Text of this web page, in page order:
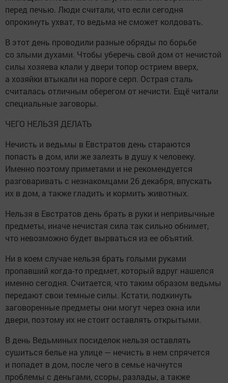
перед печью. Люди считали, что если сегодня
опрокинуть ухват, то ведьма не сможет колдовать.
В этот день проводили разные обряды по борьбе
со злыми духами. Чтобы уберечь свой дом от нечистой
силы хозяева клали у двери топор острием вверх,
а хозяйки втыкали на пороге серп. Острая сталь
считалась отличным оберегом от нечисти. Ещё читали
специальные заговоры.
ЧЕГО НЕЛЬЗЯ ДЕЛАТЬ
Нечисть и ведьмы в Евстратов день стараются
попасть в дом, или же залезть в душу к человеку.
Именно поэтому приметами и не рекомендуется
разговаривать с незнакомцами 26 декабря, впускать
их в дом, а также гладить и кормить животных.
Нельзя в Евстратов день брать в руки и непривычные
предметы, иначе нечистая сила так сильно обнимет,
что невозможно будет вырваться из ее объятий.
Ни в коем случае нельзя брать голыми руками
пропавший когда-то предмет, который вдруг нашелся
именно сегодня. Считается, что таким образом ведьмы
передают свои темные силы. Кстати, подкинуть
заговоренные предметы они могут через окна или
двери, поэтому их не стоит оставлять открытыми.
В день Ведьминых посиделок нельзя оставлять
сушиться белье на улице — нечисть в нем спрячется
и попадет в дом, после чего в семье начнутся
проблемы с деньгами, ссоры, разлады, а также